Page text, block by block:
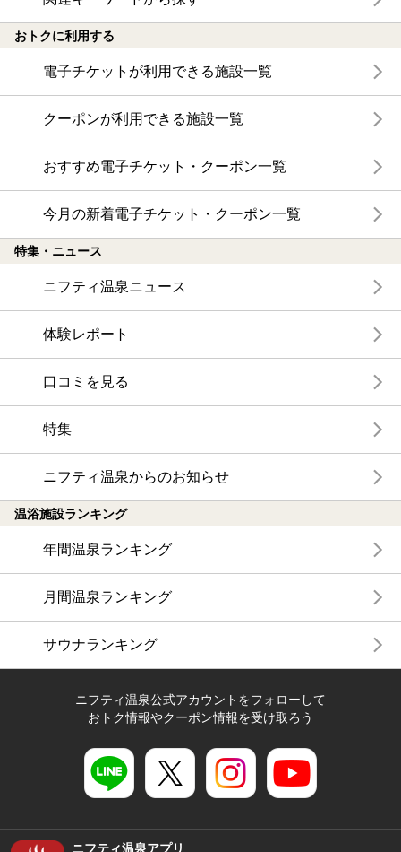
おトクに利用する
電子チケットが利用できる施設一覧
クーポンが利用できる施設一覧
おすすめ電子チケット・クーポン一覧
今月の新着電子チケット・クーポン一覧
特集・ニュース
ニフティ温泉ニュース
体験レポート
口コミを見る
特集
ニフティ温泉からのお知らせ
温浴施設ランキング
年間温泉ランキング
月間温泉ランキング
サウナランキング
ニフティ温泉公式アカウントをフォローして
おトク情報やクーポン情報を受け取ろう
ニフティ温泉アプリ